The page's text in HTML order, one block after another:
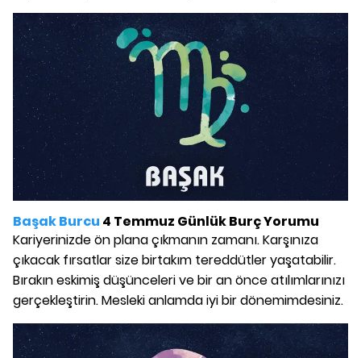
Başak Burcu 4 Temmuz Günlük Burç Yorumu
Kariyerinizde ön plana çıkmanın zamanı. Karşınıza
çıkacak fırsatlar size birtakım tereddütler yaşatabilir.
Bırakın eskimiş düşünceleri ve bir an önce atılımlarınızı
gerçekleştirin. Mesleki anlamda iyi bir dönemimdesiniz.